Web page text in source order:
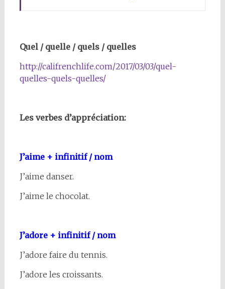
Quel / quelle / quels / quelles
http://califrenchlife.com/2017/03/03/quel-
quelles-quels-quelles/
Les verbes d’appréciation:
J’aime + infinitif / nom
J’aime danser.
J’aime le chocolat.
J’adore + infinitif / nom
J’adore faire du tennis.
J’adore les croissants.